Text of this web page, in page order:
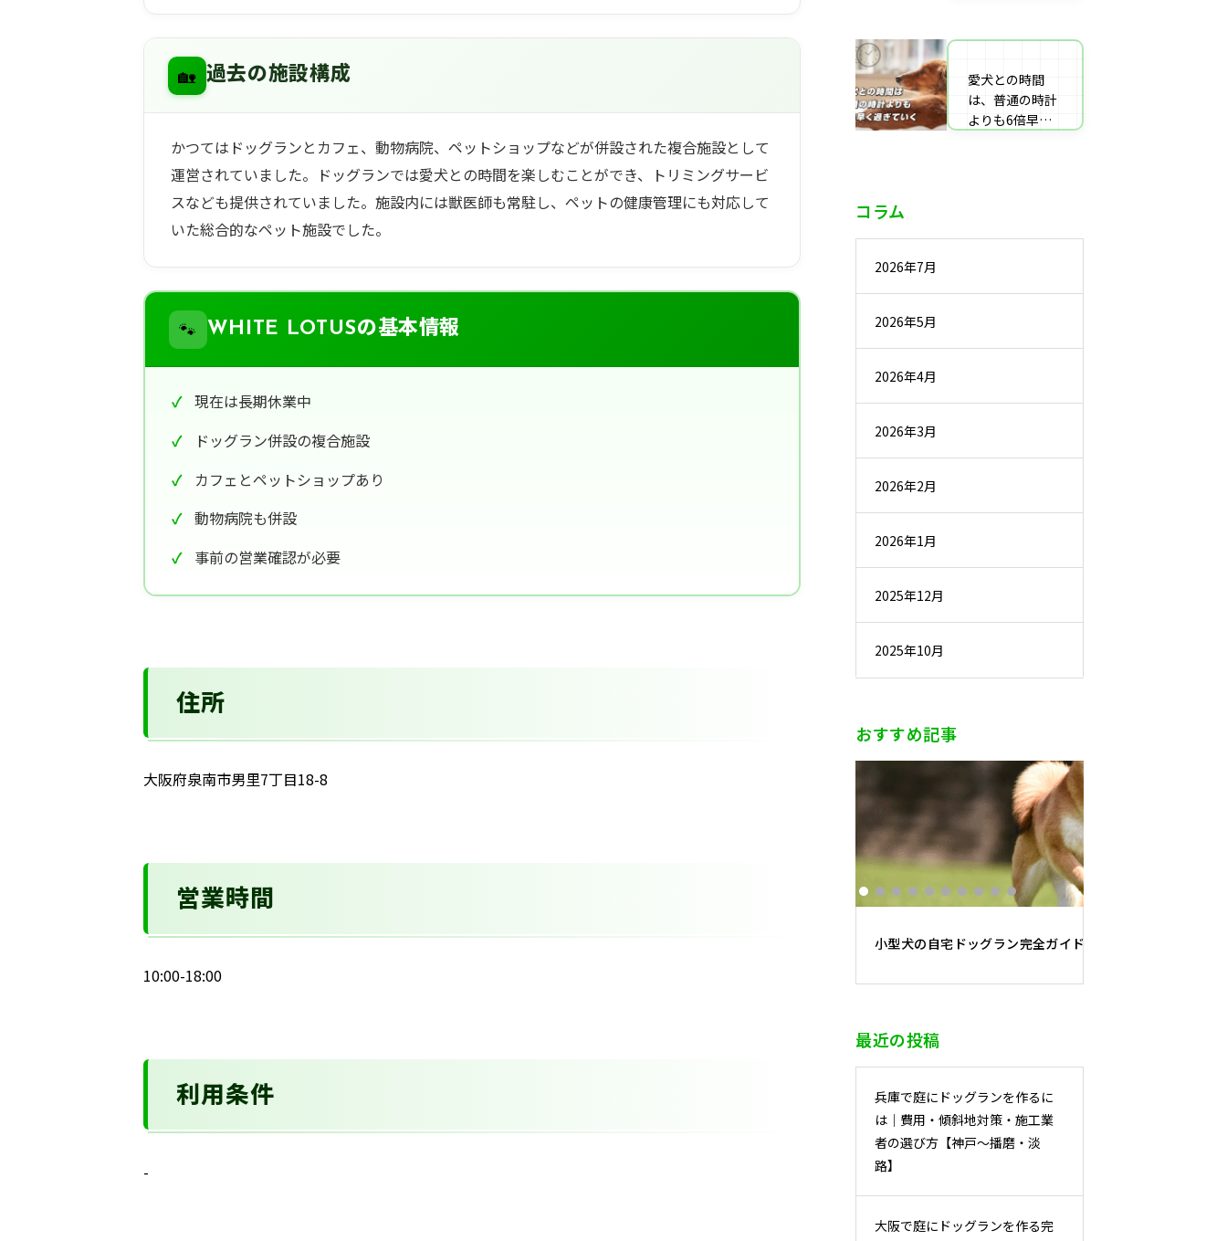
🏡 過去の施設構成
かつてはドッグランとカフェ、動物病院、ペットショップなどが併設された複合施設として
運営されていました。ドッグランでは愛犬との時間を楽しむことができ、トリミングサービ
スなども提供されていました。施設内には獣医師も常駐し、ペットの健康管理にも対応して
いた総合的なペット施設でした。
🐾 WHITE LOTUSの基本情報
現在は長期休業中
ドッグラン併設の複合施設
カフェとペットショップあり
動物病院も併設
事前の営業確認が必要
住所
大阪府泉南市男里7丁目18-8
営業時間
10:00-18:00
利用条件
-
材・出演・執筆
愛犬との時間
は、普通の時計
よりも6倍早く
コラム
2026年7月
2026年5月
2026年4月
2026年3月
2026年2月
2026年1月
2025年12月
2025年10月
おすすめ記事
小型犬の自宅ドッグラン完全ガイド｜必要面積・フェンス
最近の投稿
兵庫で庭にドッグランを作るに
は｜費用・傾斜地対策・施工業
者の選び方【神戸〜播磨・淡
路】
大阪で庭にドッグランを作る完